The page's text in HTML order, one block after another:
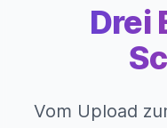
Drei
Vom Upload